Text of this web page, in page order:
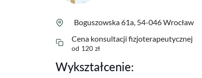
Boguszowska 61a, 54-046 Wrocław
Cena konsultacji fizjoterapeutycznej
od 120 zł
Wykształcenie: